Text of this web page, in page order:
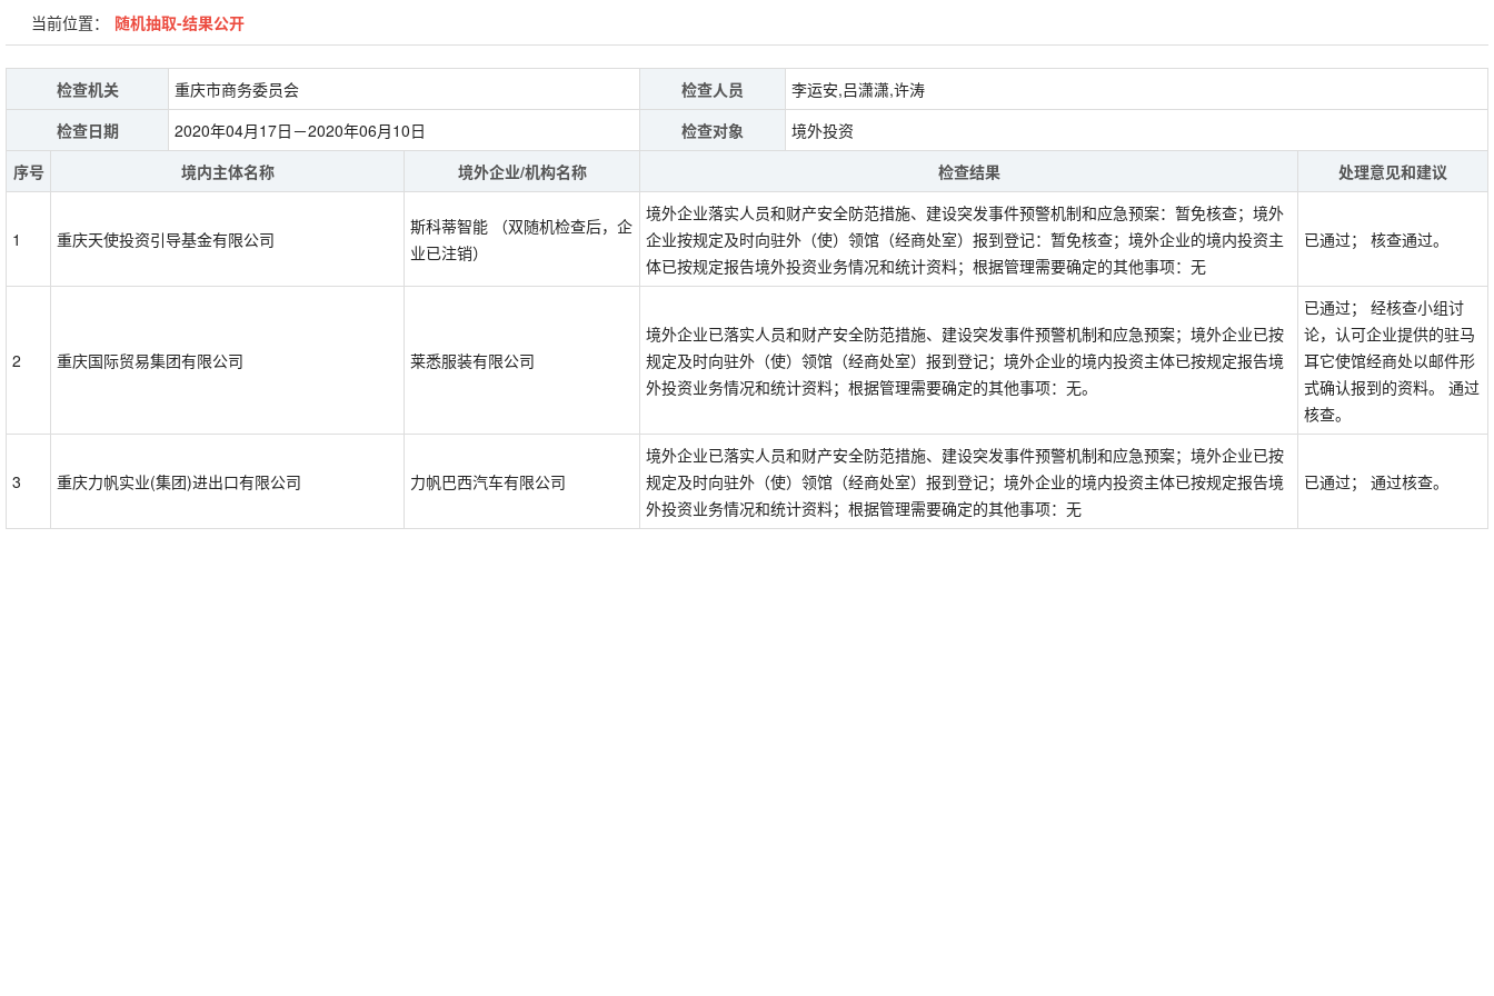
当前位置： 随机抽取-结果公开
检查机关 重庆市商务委员会 检查人员
李运安,吕潇潇,许涛
检查日期
2020年04月17日－2020年06月10日 检查对象
境外投资
序号
境内主体名称 境外企业/机构名称 检查结果 处理意见和建议
1 重庆天使投资引导基金有限公司
斯科蒂智能 （双随机检查后，企
业已注销）
境外企业落实人员和财产安全防范措施、建设突发事件预警机制和应急预案：暂免核查；境外
企业按规定及时向驻外（使）领馆（经商处室）报到登记：暂免核查；境外企业的境内投资主
体已按规定报告境外投资业务情况和统计资料；根据管理需要确定的其他事项：无
已通过； 核查通过。
2 重庆国际贸易集团有限公司 莱悉服装有限公司
境外企业已落实人员和财产安全防范措施、建设突发事件预警机制和应急预案；境外企业已按
规定及时向驻外（使）领馆（经商处室）报到登记；境外企业的境内投资主体已按规定报告境
外投资业务情况和统计资料；根据管理需要确定的其他事项：无。
已通过； 经核查小组讨
论，认可企业提供的驻马
耳它使馆经商处以邮件形
式确认报到的资料。 通过
核查。
3 重庆力帆实业(集团)进出口有限公司 力帆巴西汽车有限公司
境外企业已落实人员和财产安全防范措施、建设突发事件预警机制和应急预案；境外企业已按
规定及时向驻外（使）领馆（经商处室）报到登记；境外企业的境内投资主体已按规定报告境
外投资业务情况和统计资料；根据管理需要确定的其他事项：无
已通过； 通过核查。